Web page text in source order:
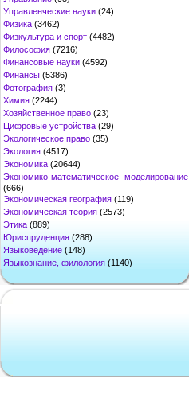
Управленческие науки (24)
Физика (3462)
Физкультура и спорт (4482)
Философия (7216)
Финансовые науки (4592)
Финансы (5386)
Фотография (3)
Химия (2244)
Хозяйственное право (23)
Цифровые устройства (29)
Экологическое право (35)
Экология (4517)
Экономика (20644)
Экономико-математическое моделирование
(666)
Экономическая география (119)
Экономическая теория (2573)
Этика (889)
Юриспруденция (288)
Языковедение (148)
Языкознание, филология (1140)